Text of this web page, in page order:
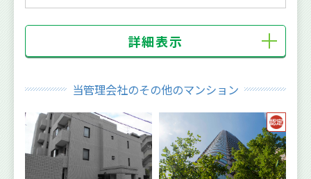
詳細表示
当管理会社のその他のマンション